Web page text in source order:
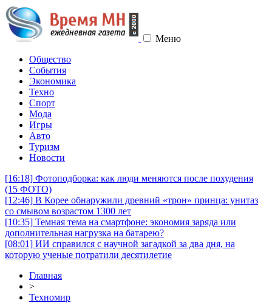
Меню
Общество
События
Экономика
Техно
Спорт
Мода
Игры
Авто
Туризм
Новости
[16:18] Фотоподборка: как люди меняются после похудения
(15 ФОТО)
[12:46] В Корее обнаружили древний «трон» принца: унитаз
со смывом возрастом 1300 лет
[10:35] Темная тема на смартфоне: экономия заряда или
дополнительная нагрузка на батарею?
[08:01] ИИ справился с научной загадкой за два дня, на
которую ученые потратили десятилетие
Главная
>
Техномир